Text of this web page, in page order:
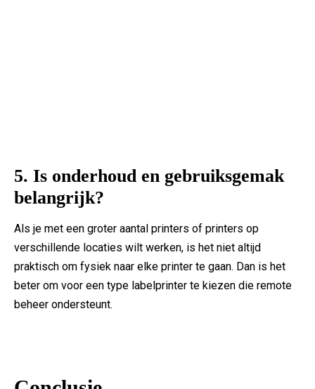
5. Is onderhoud en gebruiksgemak
belangrijk?
Als je met een groter aantal printers of printers op
verschillende locaties wilt werken, is het niet altijd
praktisch om fysiek naar elke printer te gaan. Dan is het
beter om voor een type labelprinter te kiezen die remote
beheer ondersteunt.